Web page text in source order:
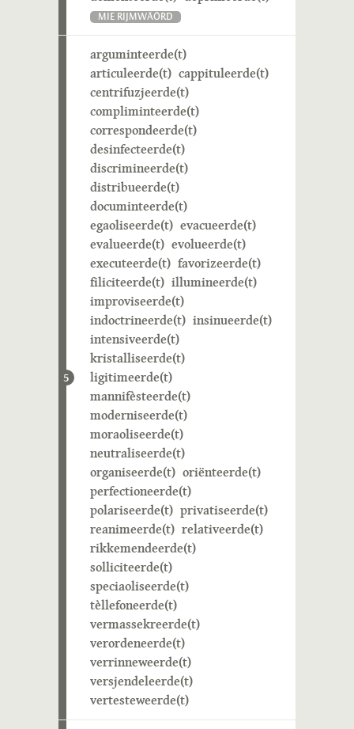
MIE RIJMWÄÖRD
5
arguminteerde(t)
articuleerde(t) cappituleerde(t)
centrifuzjeerde(t)
compliminteerde(t)
correspondeerde(t)
desinfecteerde(t)
discrimineerde(t)
distribueerde(t)
documinteerde(t)
egaoliseerde(t) evacueerde(t)
evalueerde(t) evolueerde(t)
executeerde(t) favorizeerde(t)
filiciteerde(t) illumineerde(t)
improviseerde(t)
indoctrineerde(t) insinueerde(t)
intensiveerde(t)
kristalliseerde(t)
ligitimeerde(t)
mannifèsteerde(t)
moderniseerde(t)
moraoliseerde(t)
neutraliseerde(t)
organiseerde(t) oriënteerde(t)
perfectioneerde(t)
polariseerde(t) privatiseerde(t)
reanimeerde(t) relativeerde(t)
rikkemendeerde(t)
solliciteerde(t)
speciaoliseerde(t)
tèllefoneerde(t)
vermassekreerde(t)
verordeneerde(t)
verrinneweerde(t)
versjendeleerde(t)
vertesteweerde(t)